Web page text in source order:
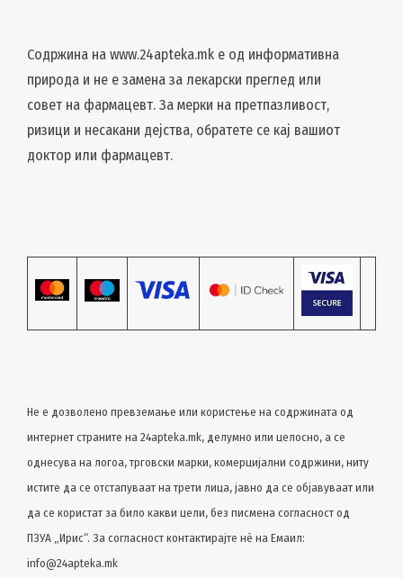
Содржина на www.24apteka.mk е од информативна
природа и не е замена за лекарски преглед или
совет на фармацевт. За мерки на претпазливост,
ризици и несакани дејства, обратете се кај вашиот
доктор или фармацевт.
Не е дозволено превземање или користење на содржината од
интернет страните на 24apteka.mk, делумно или целосно, a се
однесува на логоа, трговски марки, комерцијални содржини, ниту
истите да се отстапуваат на трети лица, јавно да се објавуваат или
да се користат за било какви цели, без писмена согласност од
ПЗУА „Ирис“. За согласност контактирајте нѐ на Емаил:
info@24apteka.mk